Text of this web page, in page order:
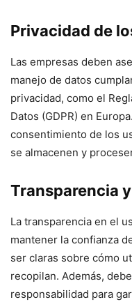
Privacidad de
Las empresas deben
manejo de datos
privacidad, como el
Datos (GDPR) en
consentimiento de los
se almacenen y
Transparencia
La transparencia en el
mantener la confianza
ser claras sobre cómo
recopilan. Además,
responsabilidad para